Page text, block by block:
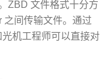
ZBD 文件格式十分方
之间传输文件。通过
机工程师可以直接对